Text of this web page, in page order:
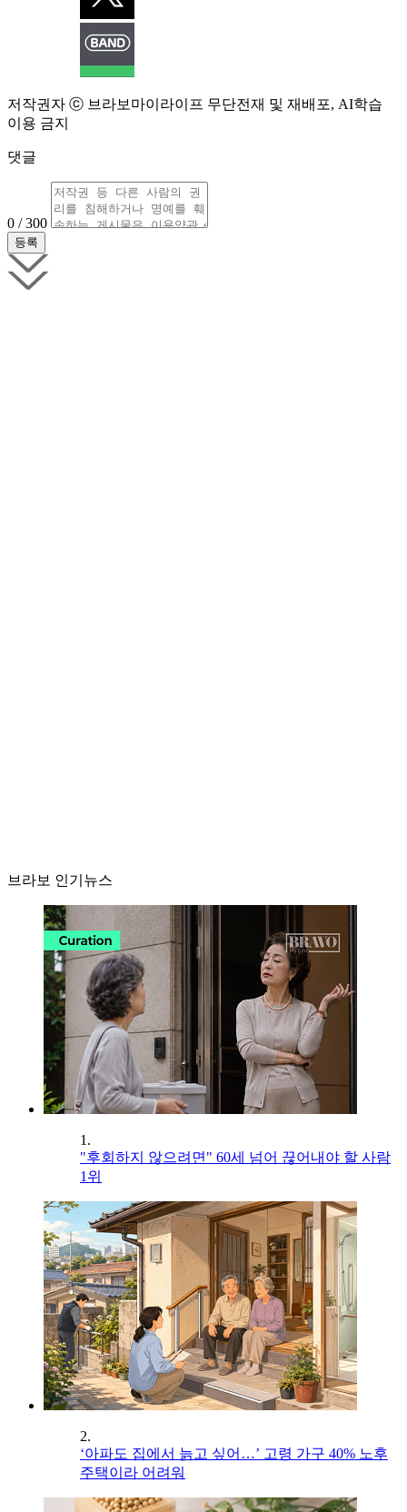
저작권자 ⓒ 브라보마이라이프 무단전재 및 재배포, AI학습
이용 금지
댓글
0 / 300
브라보 인기뉴스
1.
"후회하지 않으려면" 60세 넘어 끊어내야 할 사람
1위
2.
‘아파도 집에서 늙고 싶어…’ 고령 가구 40% 노후
주택이라 어려워